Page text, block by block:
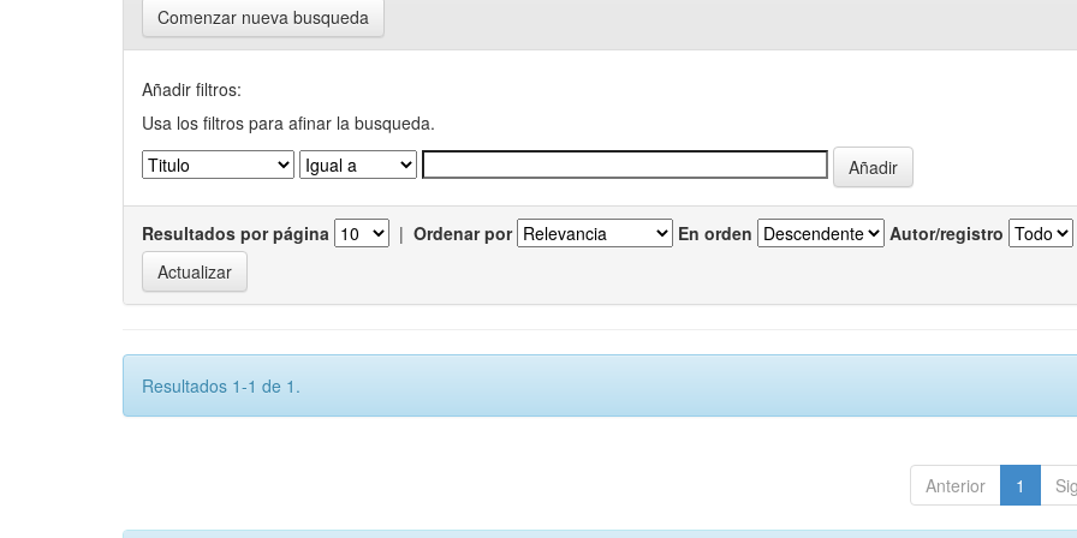
Comenzar nueva busqueda
Añadir filtros:
Usa los filtros para afinar la busqueda.
Resultados por página | Ordenar por En orden Autor/registro
Resultados 1-1 de 1.
Anterior 1